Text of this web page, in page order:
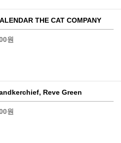
THE CAT COMPANY
원
Reve Green
원